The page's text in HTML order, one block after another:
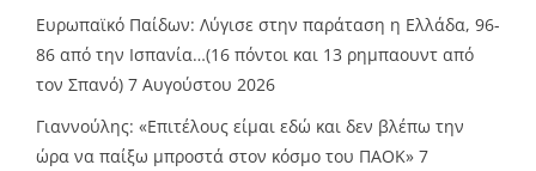
Ευρωπαϊκό Παίδων: Λύγισε στην παράταση η Ελλάδα, 96-
86 από την Ισπανία…(16 πόντοι και 13 ρημπαουντ από
τον Σπανό) 7 Αυγούστου 2026
Γιαννούλης: «Επιτέλους είμαι εδώ και δεν βλέπω την
ώρα να παίξω μπροστά στον κόσμο του ΠΑΟΚ» 7